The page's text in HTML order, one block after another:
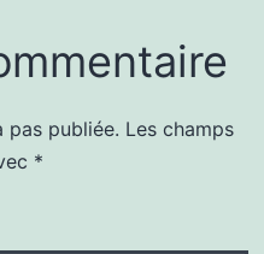
pas publiée. Les champs
*